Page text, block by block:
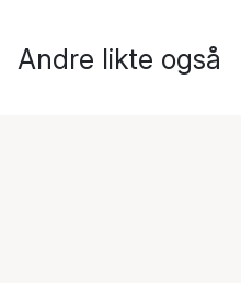
Andre likte også